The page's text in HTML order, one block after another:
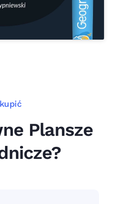
Plansze